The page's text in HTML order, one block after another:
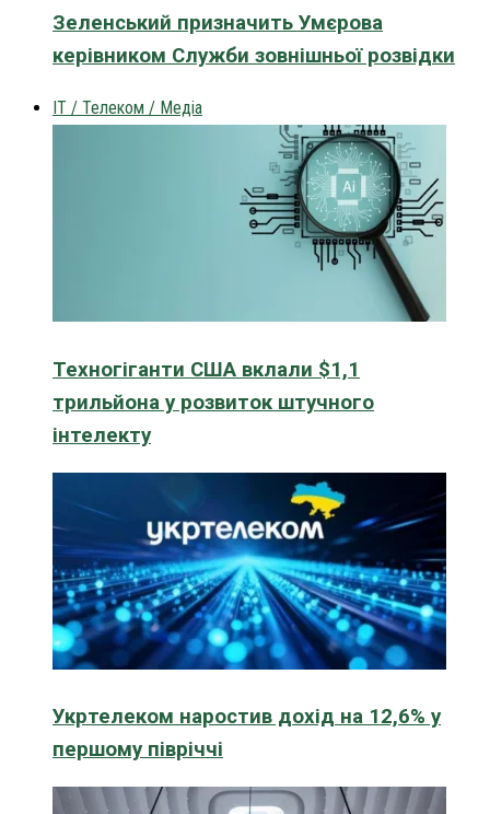
Зеленський призначить Умєрова
керівником Служби зовнішньої розвідки
IT / Телеком / Медіа
Техногіганти США вклали $1,1
трильйона у розвиток штучного
інтелекту
Укртелеком наростив дохід на 12,6% у
першому півріччі